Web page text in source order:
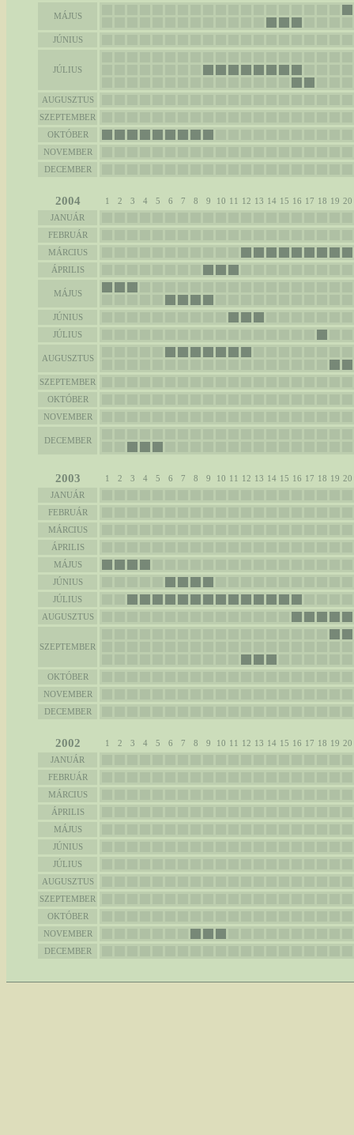
MÁJUS
JÚNIUS
JÚLIUS
AUGUSZTUS
SZEPTEMBER
OKTÓBER
NOVEMBER
DECEMBER
2004 1 2 3 4 5 6 7 8 9 10 11 12 13 14 15 16 17 18 19 20
JANUÁR
FEBRUÁR
MÁRCIUS
ÁPRILIS
MÁJUS
JÚNIUS
JÚLIUS
AUGUSZTUS
SZEPTEMBER
OKTÓBER
NOVEMBER
DECEMBER
2003 1 2 3 4 5 6 7 8 9 10 11 12 13 14 15 16 17 18 19 20
JANUÁR
FEBRUÁR
MÁRCIUS
ÁPRILIS
MÁJUS
JÚNIUS
JÚLIUS
AUGUSZTUS
SZEPTEMBER
OKTÓBER
NOVEMBER
DECEMBER
2002 1 2 3 4 5 6 7 8 9 10 11 12 13 14 15 16 17 18 19 20
JANUÁR
FEBRUÁR
MÁRCIUS
ÁPRILIS
MÁJUS
JÚNIUS
JÚLIUS
AUGUSZTUS
SZEPTEMBER
OKTÓBER
NOVEMBER
DECEMBER